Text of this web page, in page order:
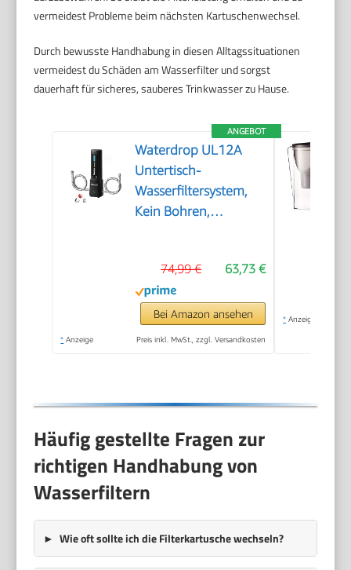
vermeidest Probleme beim nächsten Kartuschenwechsel.
Durch bewusste Handhabung in diesen Alltagssituationen
vermeidest du Schäden am Wasserfilter und sorgst
dauerhaft für sicheres, sauberes Trinkwasser zu Hause.
ANGEBOT
Waterdrop UL12A
Untertisch-
Wasserfiltersystem,
Kein Bohren,
63,73 €
74,99 €
Bei Amazon ansehen
* Anzeige Preis inkl. MwSt., zzgl. Versandkosten
* Anzeige
Häufig gestellte Fragen zur
richtigen Handhabung von
Wasserfiltern
Wie oft sollte ich die Filterkartusche wechseln?